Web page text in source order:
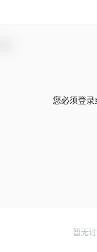
您必须登
暂无